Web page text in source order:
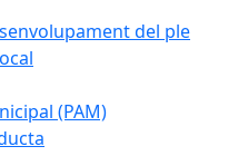
del ple
(PAM)